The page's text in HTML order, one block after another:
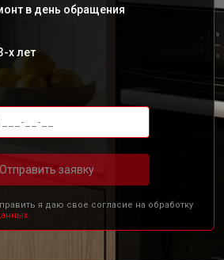
в день обращения
х лет
Отправить заявку
я даю свое согласие на обработку